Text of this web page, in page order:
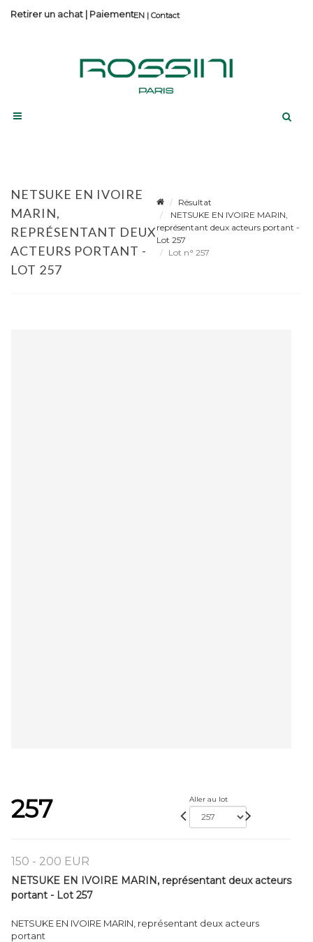
Contact
Retirer un achat | Paiement
NETSUKE EN IVOIRE
MARIN,
REPRÉSENTANT DEUX
ACTEURS PORTANT -
LOT 257
Résultat
NETSUKE EN IVOIRE MARIN,
représentant deux acteurs portant -
Lot 257
Lot n° 257
257 Aller au lot
150 - 200 EUR
NETSUKE EN IVOIRE MARIN, représentant deux acteurs
portant - Lot 257
NETSUKE EN IVOIRE MARIN, représentant deux acteurs
portant